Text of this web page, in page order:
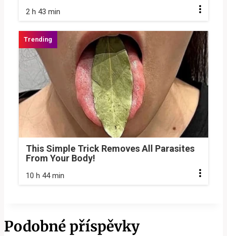
2 h 43 min
This Simple Trick Removes All Parasites
From Your Body!
10 h 44 min
Podobné příspěvky